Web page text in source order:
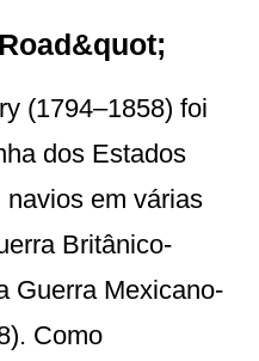
(1794–1858) foi
dos Estados
em várias
Britânico-
Guerra Mexicano-
Como